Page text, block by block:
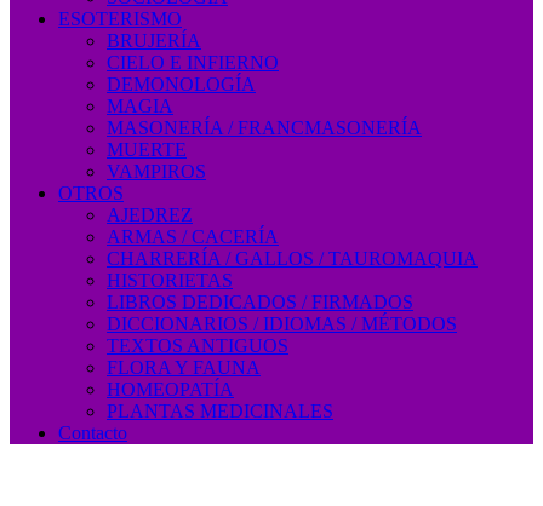
ESOTERISMO
BRUJERÍA
CIELO E INFIERNO
DEMONOLOGÍA
MAGIA
MASONERÍA / FRANCMASONERÍA
MUERTE
VAMPIROS
OTROS
AJEDREZ
ARMAS / CACERÍA
CHARRERÍA / GALLOS / TAUROMAQUIA
HISTORIETAS
LIBROS DEDICADOS / FIRMADOS
DICCIONARIOS / IDIOMAS / MÉTODOS
TEXTOS ANTIGUOS
FLORA Y FAUNA
HOMEOPATÍA
PLANTAS MEDICINALES
Contacto